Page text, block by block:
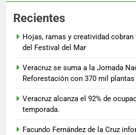
Recientes
Hojas, ramas y creatividad
del Festival del Mar
Veracruz se suma a la Jornada
Reforestación con 370 mil
Veracruz alcanza el 92% de
temporada.
Facundo Fernández de la Cruz